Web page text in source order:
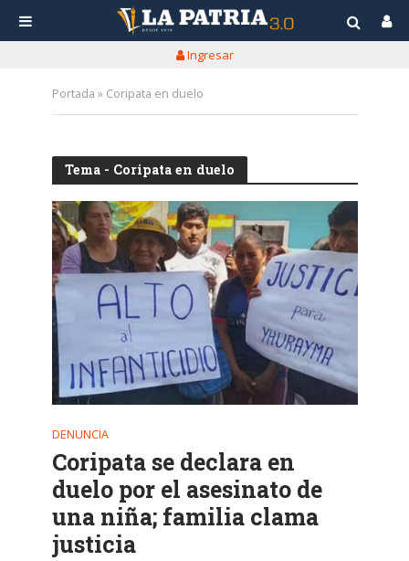
Ingresar
Portada » Coripata en duelo
Tema - Coripata en duelo
DENUNCIA
Coripata se declara en
duelo por el asesinato de
una niña; familia clama
justicia